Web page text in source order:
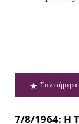
Σαν σήμερα
7/8/1964: Η